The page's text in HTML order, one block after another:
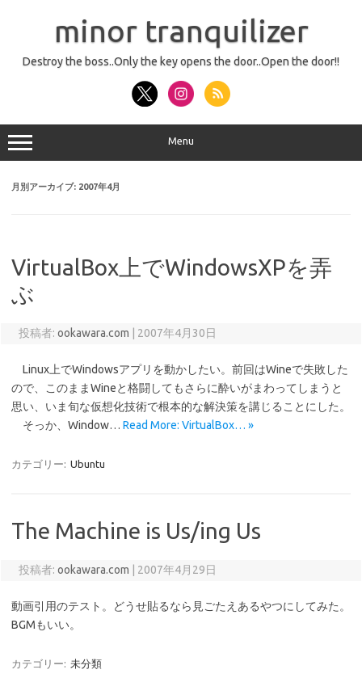
minor tranquilizer
Destroy the boss..Only the key opens the door..Open the door!!
Menu
月別アーカイブ: 2007年4月
VirtualBox上でWindowsXPを弄
ぶ
投稿者: ookawara.com 2007年4月30日
Linux上でWindowsアプリを動かしたい。前回はWineで失敗した
ので、このままWineと格闘してもさらに酔いがまわってしまうと
思い、いま旬な仮想化技術で根本的な解決策を講じることにした。
そっか、Window… Read More: VirtualBox… »
カテゴリー: Ubuntu
The Machine is Us/ing Us
投稿者: ookawara.com 2007年4月29日
動画引用のテスト。どうせ貼るなら見ごたえあるやつにしてみた。
BGMもいい。
カテゴリー: 未分類